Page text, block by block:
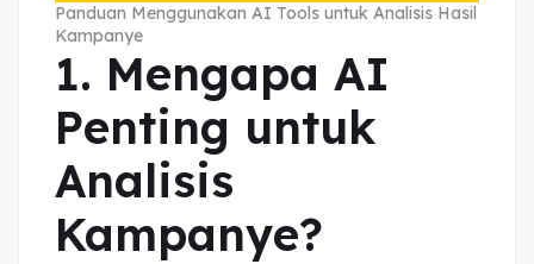
Panduan Menggunakan AI Tools untuk Analisis Hasil
Kampanye
1. Mengapa AI
Penting untuk
Analisis
Kampanye?